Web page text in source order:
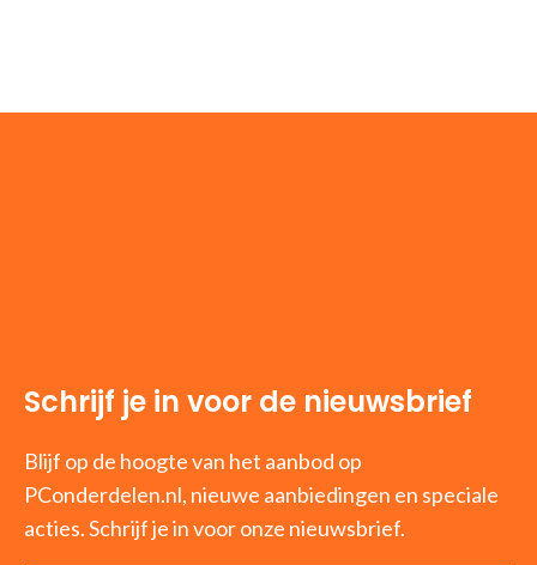
Schrijf je in voor de nieuwsbrief
Blijf op de hoogte van het aanbod op
PConderdelen.nl, nieuwe aanbiedingen en speciale
acties. Schrijf je in voor onze nieuwsbrief.